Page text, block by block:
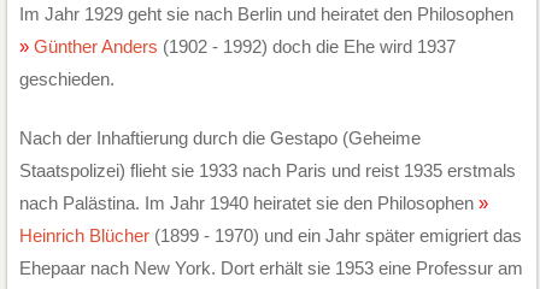
Im Jahr 1929 geht sie nach Berlin und heiratet den Philosophen
Günther Anders (1902 - 1992) doch die Ehe wird 1937
geschieden.
Nach der Inhaftierung durch die Gestapo (Geheime
Staatspolizei) flieht sie 1933 nach Paris und reist 1935 erstmals
nach Palästina. Im Jahr 1940 heiratet sie den Philosophen
Heinrich Blücher(1899 - 1970) und ein Jahr später emigriert das
Ehepaar nach New York. Dort erhält sie 1953 eine Professur am